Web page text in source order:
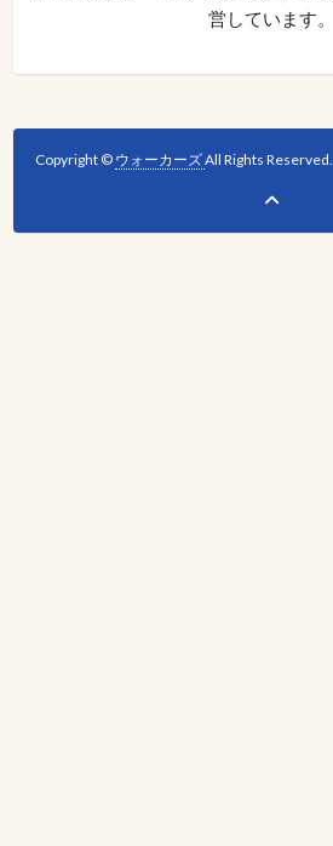
営しています。
Copyright © ウォーカーズAll Rights Reserved.